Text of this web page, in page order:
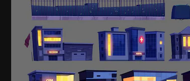
3D-modellen
Lettertypen
Het creatieve platform om je beste werk te
creëren. Meer dan 1 miljoen abonnees
onder creatievelingen, ondernemingen,
bureaus en studio's.
Nederlands